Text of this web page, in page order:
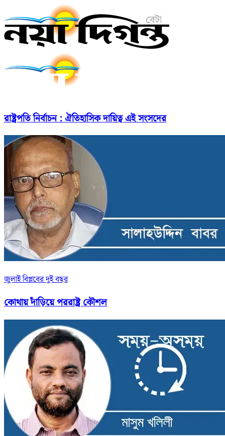
রাষ্ট্রপতি নির্বাচন : ঐতিহাসিক দায়িত্ব এই সংসদের
জুলাই বিপ্লবের দুই বছর
কোথায় দাঁড়িয়ে পররাষ্ট্র কৌশল